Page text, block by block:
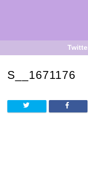
S__1671176